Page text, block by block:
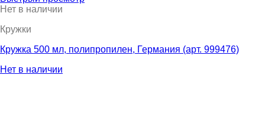
Нет в наличии
Кружки
Кружка 500 мл, полипропилен, Германия (арт. 999476)
Нет в наличии